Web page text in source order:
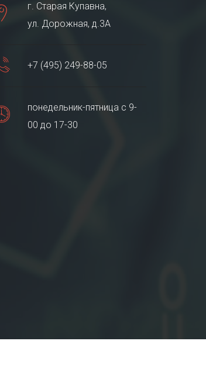
г. Старая Купавна,
ул. Дорожная, д.3А
+7 (495) 249-88-05
понедельник-пятница с 9-
00 до 17-30